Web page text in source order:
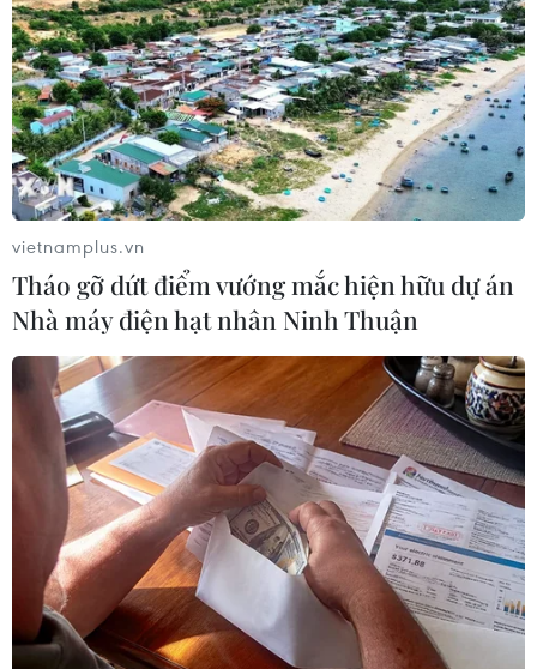
Báo chí quốc tế đánh giá cao đội tuyển
Việt Nam tại AFF Suzuki Cup
15/11/2016 06:28
Báo chí quốc tế đã có nhiều bài viết đánh giá cao đội
quân của huấn luyện viên Nguyễn Hữu Thắng tại giải
vô địch bóng đá Đông Nam Á do Suzuki tài trợ (AFF
Suzuki Cup) 2016.
vietnamplus.vn
Tháo gỡ dứt điểm vướng mắc hiện hữu dự án
Nhà máy điện hạt nhân Ninh Thuận